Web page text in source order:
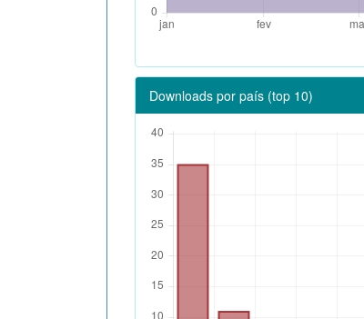
Downloads por país (top 10)